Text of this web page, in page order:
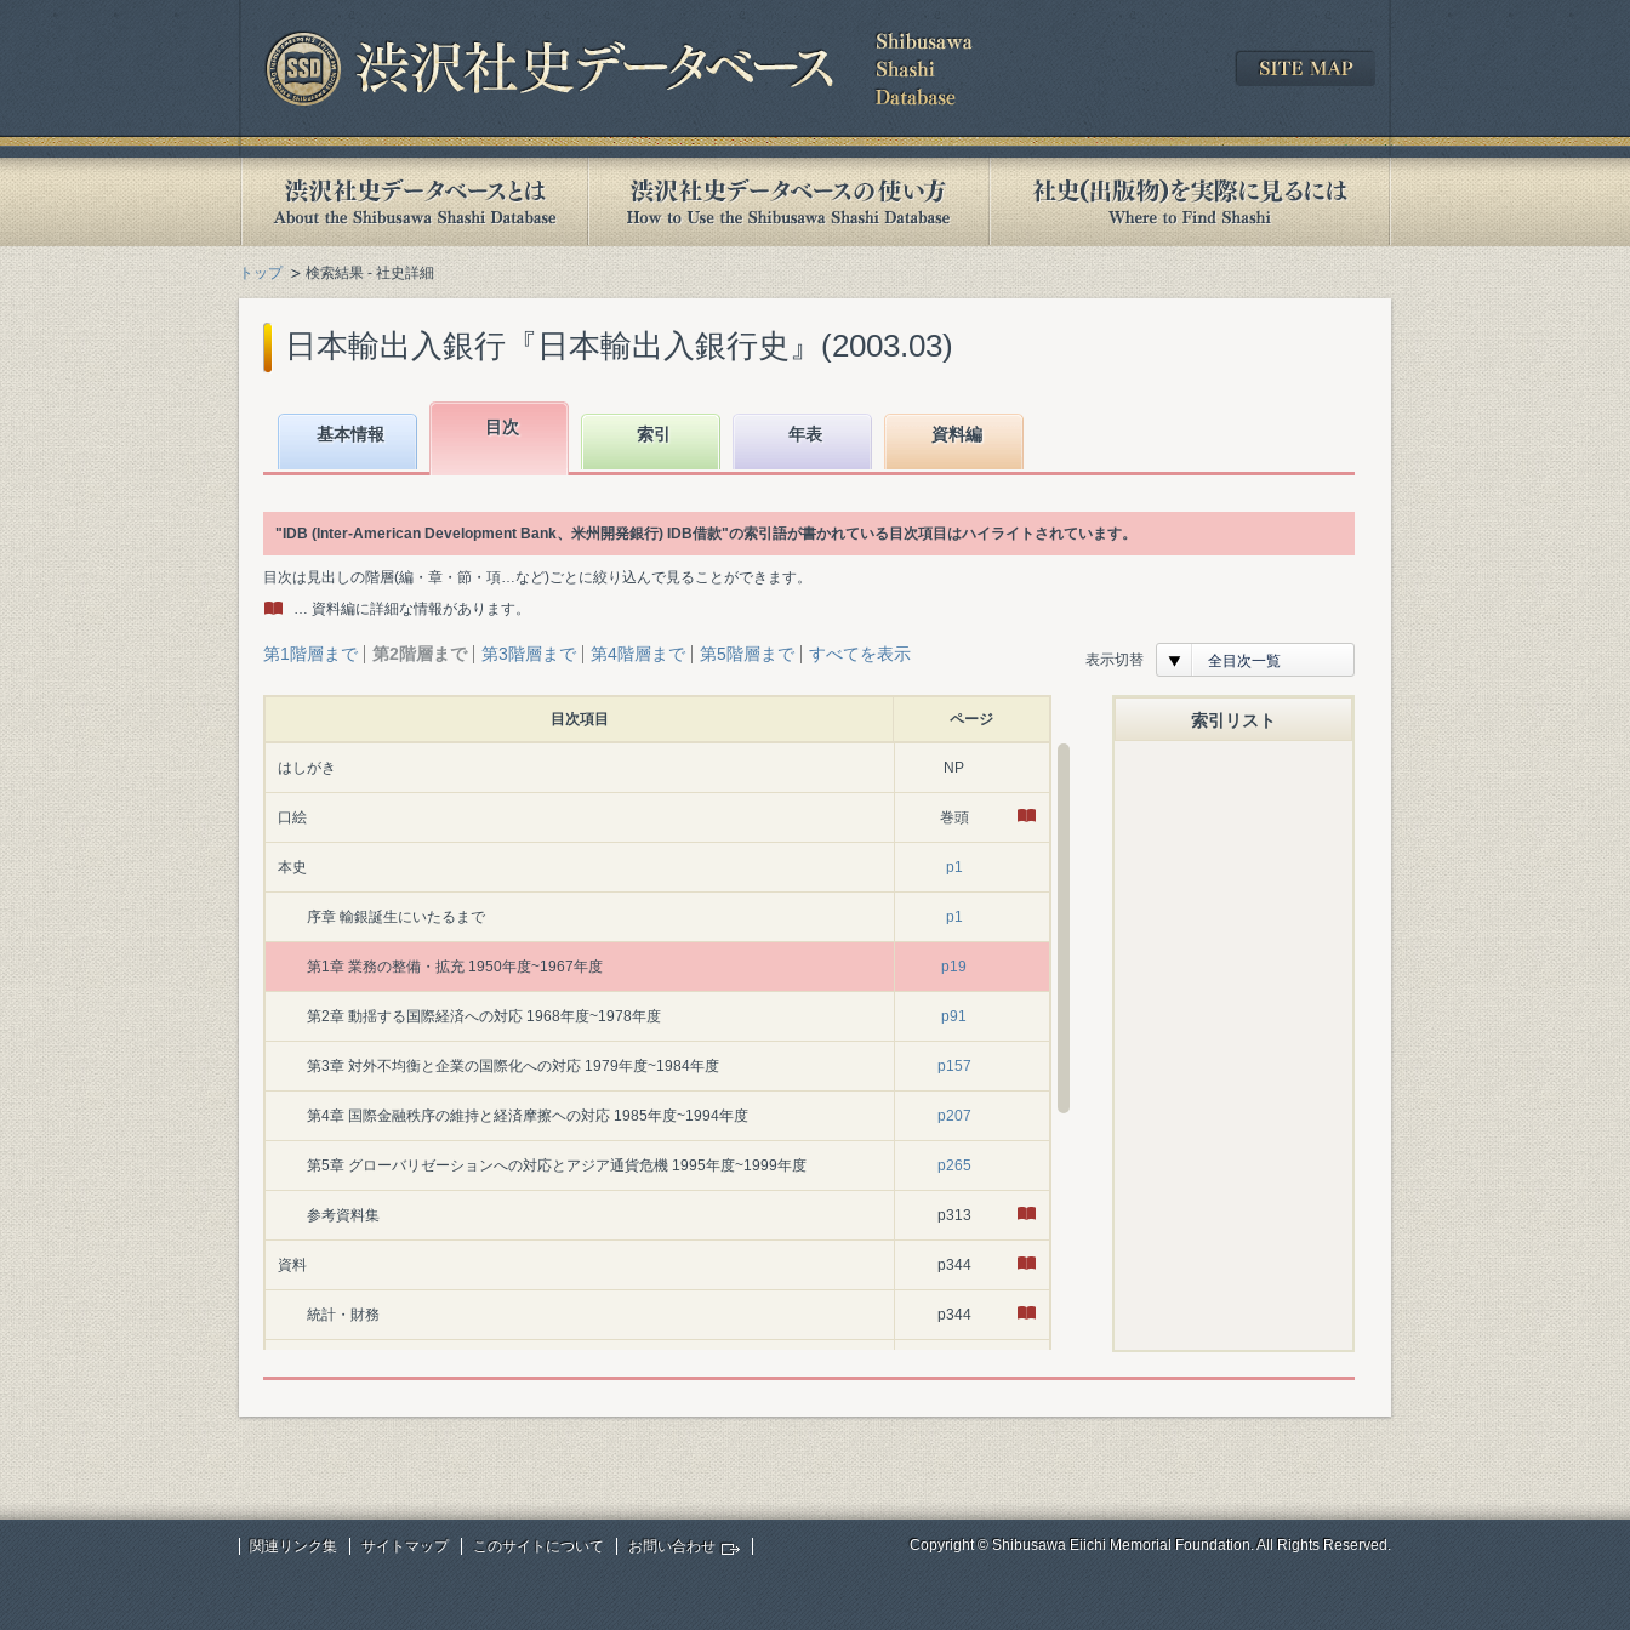
トップ 検索結果 - 社史詳細
日本輸出入銀行『日本輸出入銀行史』(2003.03)
基本情報 目次 索引 年表 資料編
"IDB (Inter-American Development Bank、米州開発銀行) IDB借款"の索引語が書かれている目次項目はハイライトされています。
目次は見出しの階層(編・章・節・項…など)ごとに絞り込んで見ることができます。
… 資料編に詳細な情報があります。
第1階層まで 第2階層まで 第3階層まで 第4階層まで 第5階層まで すべてを表示 表示切替 全目次一覧
目次項目 ページ
はしがき NP
口絵 巻頭
本史 p1
序章 輸銀誕生にいたるまで p1
第1章 業務の整備・拡充 1950年度~1967年度 p19
第2章 動揺する国際経済への対応 1968年度~1978年度 p91
第3章 対外不均衡と企業の国際化への対応 1979年度~1984年度 p157
第4章 国際金融秩序の維持と経済摩擦ヘの対応 1985年度~1994年度 p207
第5章 グローバリゼーションへの対応とアジア通貨危機 1995年度~1999年度 p265
参考資料集 p313
資料 p344
統計・財務 p344
役員在任期間 p476
日本輸出入銀行法改正の推移 p477
業務方法書に定める融資条件の推移 p516
索引リスト
関連リンク集 サイトマップ このサイトについて お問い合わせ Copyright © Shibusawa Eiichi Memorial Foundation. All Rights Reserved.